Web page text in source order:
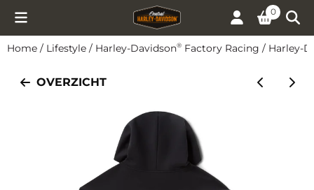
Cookievoorkeuren zijn momenteel gesloten. 0
Home / Lifestyle / Harley-Davidson® Factory Racing / Harley-
OVERZICHT